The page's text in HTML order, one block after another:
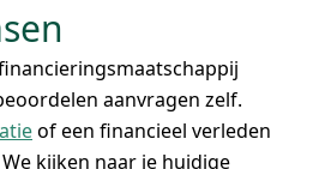
aanvragen zelf.
of een financieel verleden
kijken naar je huidige